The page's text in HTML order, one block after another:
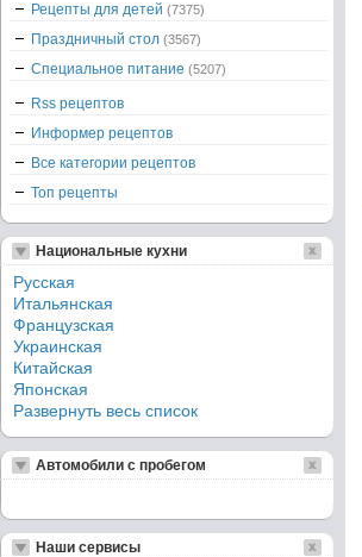
Рецепты для детей (7375)
Праздничный стол (3567)
Специальное питание (5207)
Rss рецептов
Информер рецептов
Все категории рецептов
Топ рецепты
Национальные кухни
Русская
Итальянская
Французская
Украинская
Китайская
Японская
Развернуть весь список
Автомобили с пробегом
Наши сервисы